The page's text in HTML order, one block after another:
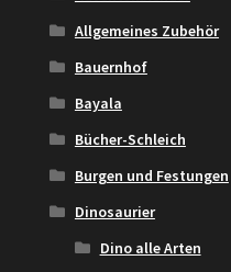
Allgemeines Zubehör
Bauernhof
Bayala
Bücher-Schleich
Burgen und Festungen
Dinosaurier
Dino alle Arten